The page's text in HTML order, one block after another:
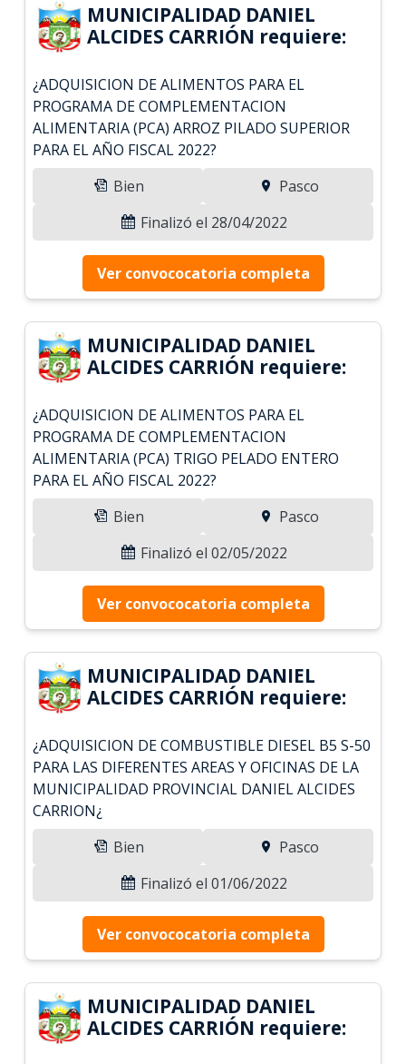
MUNICIPALIDAD DANIEL
ALCIDES CARRIÓN requiere:
¿ADQUISICION DE ALIMENTOS PARA EL
PROGRAMA DE COMPLEMENTACION
ALIMENTARIA (PCA) ARROZ PILADO SUPERIOR
PARA EL AÑO FISCAL 2022?
Bien
Pasco
Finalizó el 28/04/2022
Ver convococatoria completa
MUNICIPALIDAD DANIEL
ALCIDES CARRIÓN requiere:
¿ADQUISICION DE ALIMENTOS PARA EL
PROGRAMA DE COMPLEMENTACION
ALIMENTARIA (PCA) TRIGO PELADO ENTERO
PARA EL AÑO FISCAL 2022?
Bien
Pasco
Finalizó el 02/05/2022
Ver convococatoria completa
MUNICIPALIDAD DANIEL
ALCIDES CARRIÓN requiere:
¿ADQUISICION DE COMBUSTIBLE DIESEL B5 S-50
PARA LAS DIFERENTES AREAS Y OFICINAS DE LA
MUNICIPALIDAD PROVINCIAL DANIEL ALCIDES
CARRION¿
Bien
Pasco
Finalizó el 01/06/2022
Ver convococatoria completa
MUNICIPALIDAD DANIEL
ALCIDES CARRIÓN requiere: